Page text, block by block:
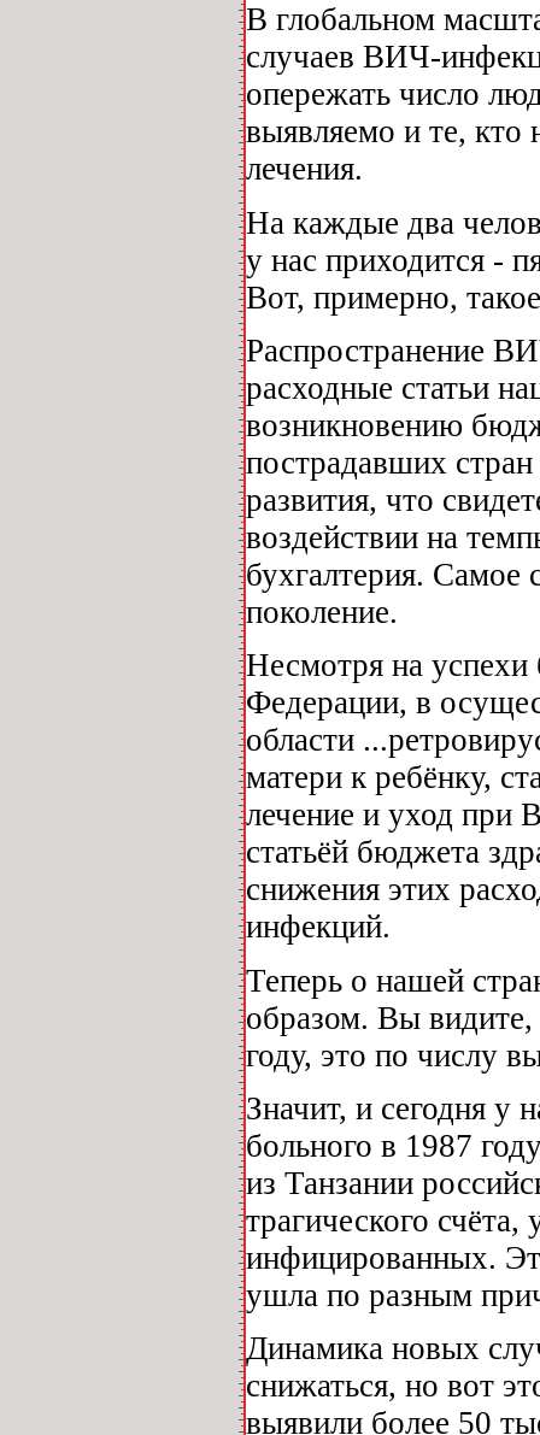
В глобальном
случаев ВИЧ-
опережать число
выявляемо и те, кто
лечения.
На каждые два
у нас приходится -
Вот, примерно,
Распространение
расходные статьи
возникновению
пострадавших
развития, что
воздействии на
бухгалтерия.
поколение.
Несмотря на успехи
Федерации, в
области
матери к ребёнку,
лечение и уход при
статьёй бюджета
снижения этих
инфекций.
Теперь о нашей
образом. Вы
году, это по числу
Значит, и сегодня у
больного в 1987
из Танзании
трагического
инфицированных.
ушла по разным
Динамика новых
снижаться, но вот
выявили более 50